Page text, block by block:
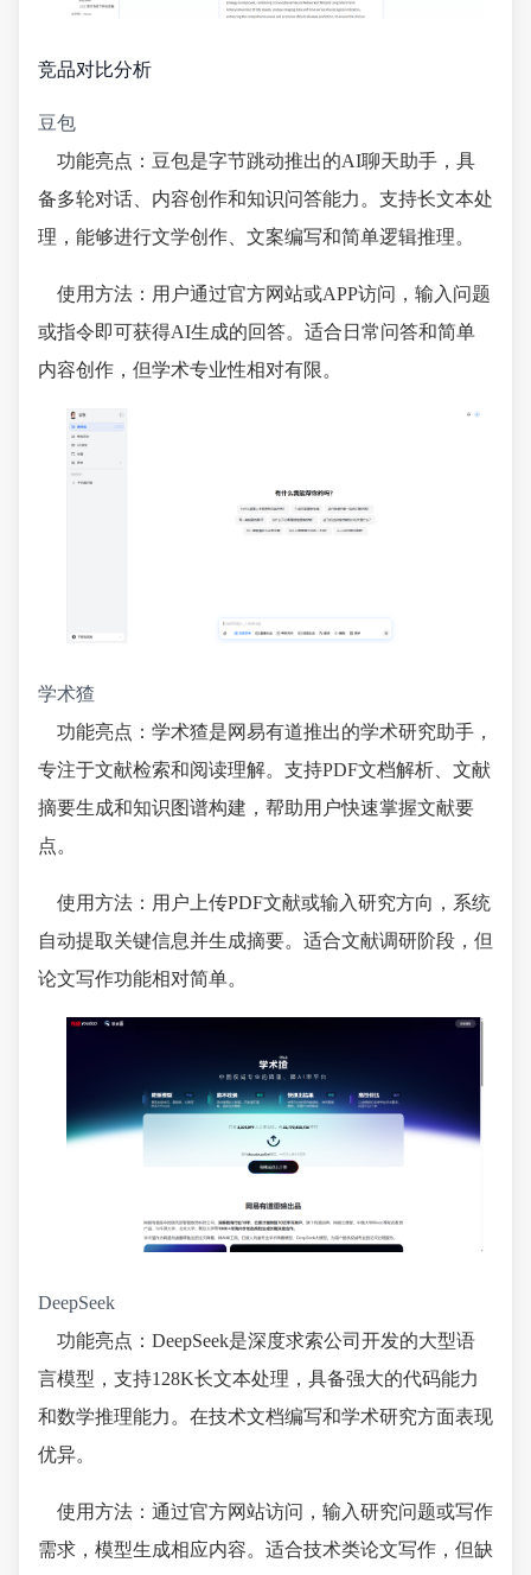
竞品对比分析
豆包
功能亮点：豆包是字节跳动推出的AI聊天助手，具
备多轮对话、内容创作和知识问答能力。支持长文本处
理，能够进行文学创作、文案编写和简单逻辑推理。
使用方法：用户通过官方网站或APP访问，输入问题
或指令即可获得AI生成的回答。适合日常问答和简单
内容创作，但学术专业性相对有限。
学术猹
功能亮点：学术猹是网易有道推出的学术研究助手，
专注于文献检索和阅读理解。支持PDF文档解析、文献
摘要生成和知识图谱构建，帮助用户快速掌握文献要
点。
使用方法：用户上传PDF文献或输入研究方向，系统
自动提取关键信息并生成摘要。适合文献调研阶段，但
论文写作功能相对简单。
DeepSeek
功能亮点：DeepSeek是深度求索公司开发的大型语
言模型，支持128K长文本处理，具备强大的代码能力
和数学推理能力。在技术文档编写和学术研究方面表现
优异。
使用方法：通过官方网站访问，输入研究问题或写作
需求，模型生成相应内容。适合技术类论文写作，但缺